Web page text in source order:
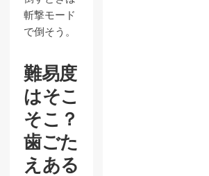
斬撃モード
で倒そう。
難易度
はそこ
そこ？
歯ごた
えある